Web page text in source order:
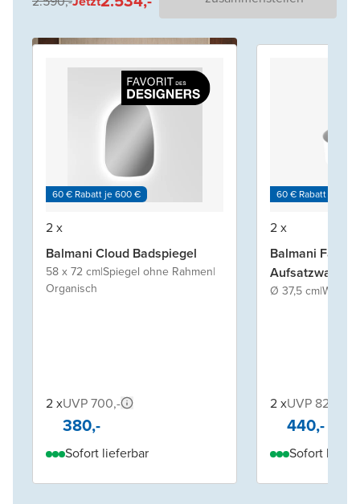
60 € Rabatt je 600 €
2 x
Balmani Cloud Badspiegel
58 x 72 cm|Spiegel ohne Rahmen|
Organisch
2 xUVP 700,-
380,-
Sofort lieferbar
60 € Rabatt je 600
2 x
Balmani Fato
Ø 37,5 cm|Weiß
2 xUVP 820,-
440,-
Sofort